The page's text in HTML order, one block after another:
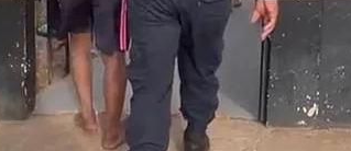
2026